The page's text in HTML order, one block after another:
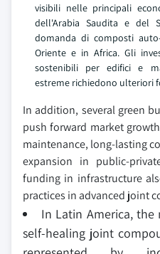
visibili nelle principali
dell'Arabia Saudita e del
domanda di composti
Oriente e in Africa. Gli
sostenibili per edifici e
estreme richiedono ulteriori
In addition, several green
push forward market
maintenance, long-lasting
expansion in public-
funding in infrastructure
practices in advanced joint
In Latin America,
self-healing joint